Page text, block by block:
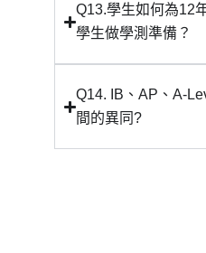
Q13.學生如何為12
學生做學測準備？
Q14. IB、AP、A-
間的異同?